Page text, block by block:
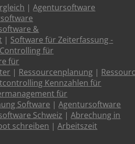
|Agentursoftware
&
| Software für Zeiterfassung -
Controlling für
für
| Ressourcenplanung |
Kennzahlen für
für
Software |Agentursoftware
Schweiz |Abrechung in
schreiben |Arbeitszeit